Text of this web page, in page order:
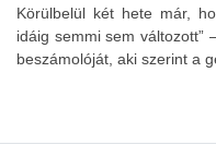
Körülbelül két hete már,
idáig semmi sem változott”
beszámolóját, aki szerint a